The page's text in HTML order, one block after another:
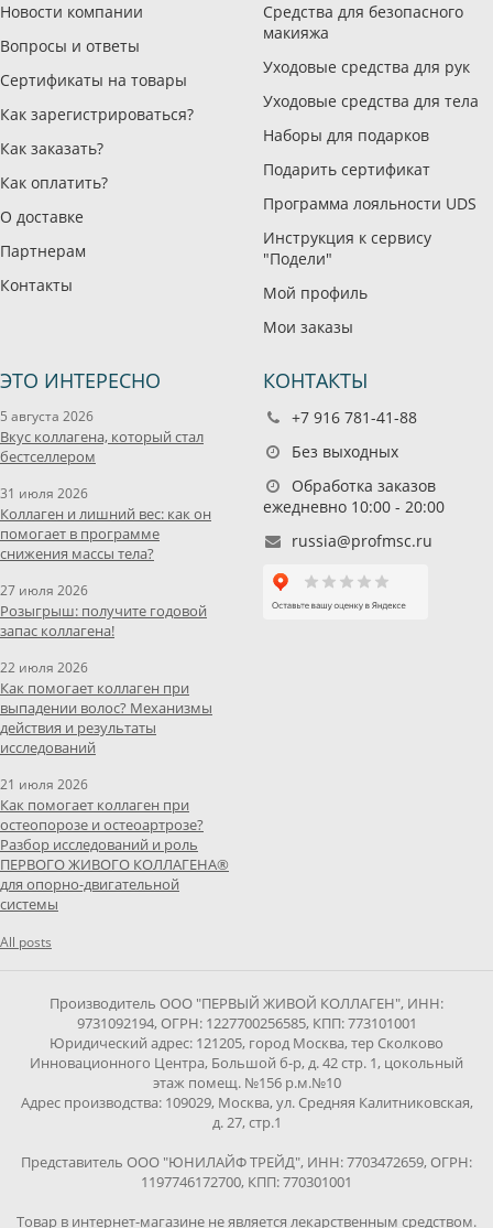
Новости компании
Вопросы и ответы
Сертификаты на товары
Как зарегистрироваться?
Как заказать?
Как оплатить?
О доставке
Партнерам
Контакты
Средства для безопасного
макияжа
Уходовые средства для рук
Уходовые средства для тела
Наборы для подарков
Подарить сертификат
Программа лояльности UDS
Инструкция к сервису
"Подели"
Мой профиль
Мои заказы
ЭТО ИНТЕРЕСНО
5 августа 2026
Вкус коллагена, который стал
бестселлером
31 июля 2026
Коллаген и лишний вес: как он
помогает в программе
снижения массы тела?
27 июля 2026
Розыгрыш: получите годовой
запас коллагена!
22 июля 2026
Как помогает коллаген при
выпадении волос? Механизмы
действия и результаты
исследований
21 июля 2026
Как помогает коллаген при
остеопорозе и остеоартрозе?
Разбор исследований и роль
ПЕРВОГО ЖИВОГО КОЛЛАГЕНА®
для опорно-двигательной
системы
All posts
КОНТАКТЫ
+7 916 781-41-88
Без выходных
Обработка заказов
ежедневно 10:00 - 20:00
russia@profmsc.ru
Производитель ООО "ПЕРВЫЙ ЖИВОЙ КОЛЛАГЕН", ИНН:
9731092194, ОГРН: 1227700256585, КПП: 773101001
Юридический адрес: 121205, город Москва, тер Сколково
Инновационного Центра, Большой б-р, д. 42 стр. 1, цокольный
этаж помещ. №156 р.м.№10
Адрес производства: 109029, Москва, ул. Средняя Калитниковская,
д. 27, стр.1
Представитель ООО "ЮНИЛАЙФ ТРЕЙД", ИНН: 7703472659, ОГРН:
1197746172700, КПП: 770301001
Товар в интернет-магазине не является лекарственным средством.